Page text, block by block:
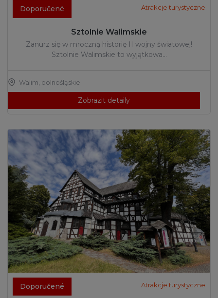
Doporučené Atrakcje turystyczne
Sztolnie Walimskie
Zanurz się w mroczną historię II wojny światowej!
Sztolnie Walimskie to wyjątkowa…
Walim dolnośląskie
Zobrazit detaily
Doporučené Atrakcje turystyczne